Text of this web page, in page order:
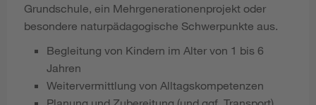
Grundschule, ein Mehrgenerationenprojekt oder
besondere naturpädagogische Schwerpunkte aus.
Begleitung von Kindern im Alter von 1 bis 6
Jahren
Weitervermittlung von Alltagskompetenzen
Planung und Zubereitung (und ggf. Transport)